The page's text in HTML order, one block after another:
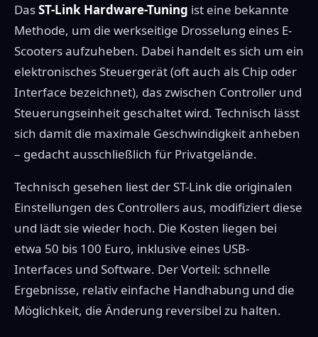
DasST-Link Hardware-Tuning ist eine bekannte
Methode, um die werkseitige Drosselung eines E-
Scooters aufzuheben. Dabei handelt es sich um ein
elektronisches Steuergerät (oft auch als Chip oder
Interface bezeichnet), das zwischen Controller und
Steuerungseinheit geschaltet wird. Technisch lässt
sich damit die maximale Geschwindigkeit anheben
– gedacht ausschließlich für Privatgelände.
Technisch gesehen liest der ST-Link die originalen
Einstellungen des Controllers aus, modifiziert diese
und lädt sie wieder hoch. Die Kosten liegen bei
etwa 50 bis 100 Euro, inklusive eines USB-
Interfaces und Software. Der Vorteil: schnelle
Ergebnisse, relativ einfache Handhabung und die
Möglichkeit, die Änderung reversibel zu halten.